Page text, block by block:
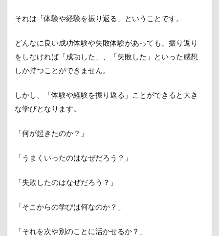
それは「体験や経験を振り返る」ということです。
どんなに良い成功体験や失敗体験があっても、振り返り
をしなければ「成功した」、「失敗した」といった感想
しか持つことができません。
しかし、「体験や経験を振り返る」ことができると大き
な学びとなります。
「何が起きたのか？」
「うまくいったのはなぜだろう？」
「失敗したのはなぜだろう？」
「そこからの学びは何なのか？」
「それを次や別のことに活かせるか？」